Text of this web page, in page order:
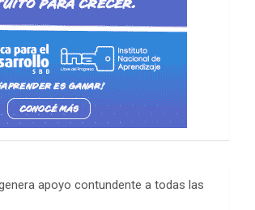
apoyo contundente a todas las